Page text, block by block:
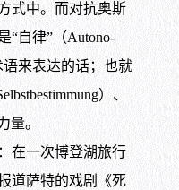
式中。而对抗奥斯
“自律”（Autono-
来表达的话；也就
）、
量。
一次博登湖旅行
道萨特的戏剧《死